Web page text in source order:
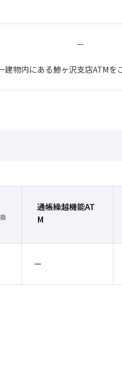
－
物内にある鯵ヶ沢支店ATMを
通帳繰越機能AT
M
ー